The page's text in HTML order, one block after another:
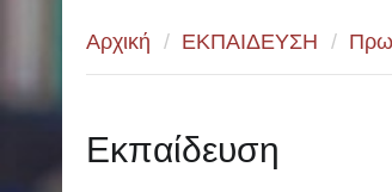
Αρχική / ΕΚΠΑΙΔΕΥΣΗ /
Εκπαίδευση